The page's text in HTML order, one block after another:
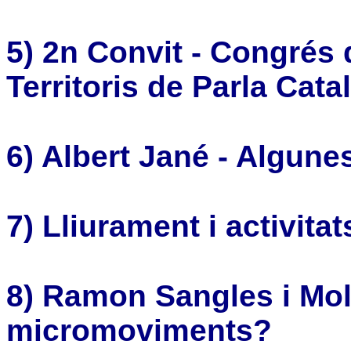
5) 2n Convit -
Territoris de Parla
6) Albert Jané -
7) Lliurament i
8) Ramon Sangles i
micromoviments?